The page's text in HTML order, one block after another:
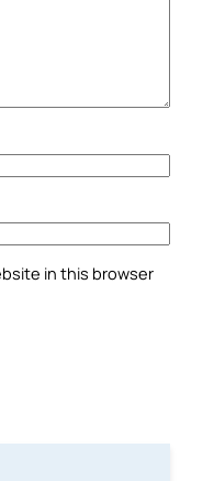
in this browser